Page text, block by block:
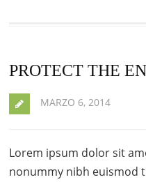
PROTECT THE
MARZO 6, 2014
Lorem ipsum dolor sit
nonummy nibh euismod